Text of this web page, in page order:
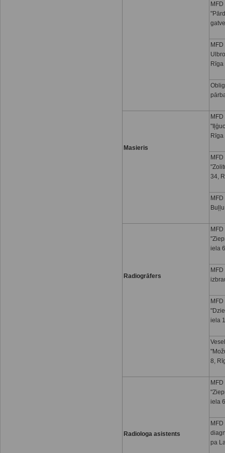
Rīga
Masieris
Rīga
34,
Radiogrāfers
iela
iela
8,
Radiologa asistents
iela
pa